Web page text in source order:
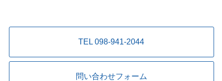
TEL 098-941-2044
問い合わせフォーム